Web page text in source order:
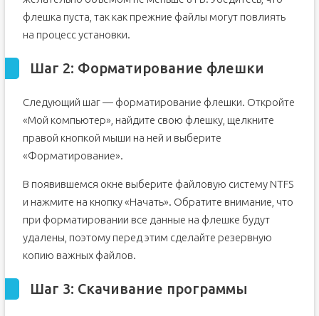
флешка пуста, так как прежние файлы могут повлиять
на процесс установки.
Шаг 2: Форматирование флешки
Следующий шаг — форматирование флешки. Откройте
«Мой компьютер», найдите свою флешку, щелкните
правой кнопкой мыши на ней и выберите
«Форматирование».
В появившемся окне выберите файловую систему NTFS
и нажмите на кнопку «Начать». Обратите внимание, что
при форматировании все данные на флешке будут
удалены, поэтому перед этим сделайте резервную
копию важных файлов.
Шаг 3: Скачивание программы